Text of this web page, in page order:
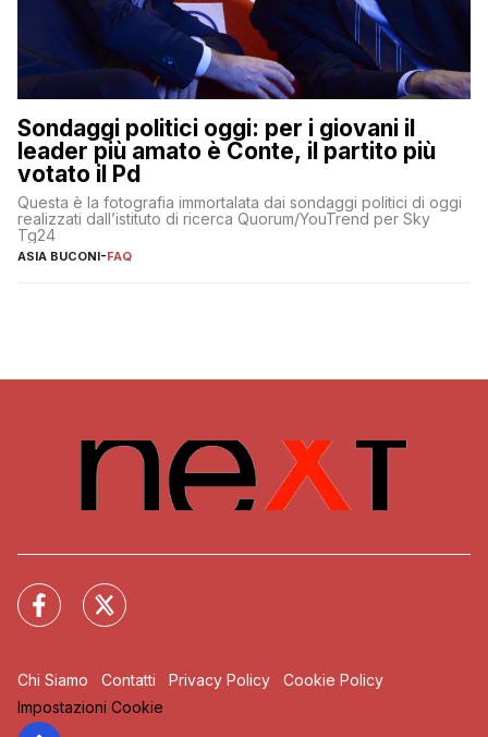
Sondaggi politici oggi: per i giovani il
leader più amato è Conte, il partito più
votato il Pd
Questa è la fotografia immortalata dai sondaggi politici di oggi
realizzati dall’istituto di ricerca Quorum/YouTrend per Sky
Tg24
ASIA BUCONI-FAQ
Chi Siamo Contatti Privacy Policy
Cookie Policy
Impostazioni Cookie